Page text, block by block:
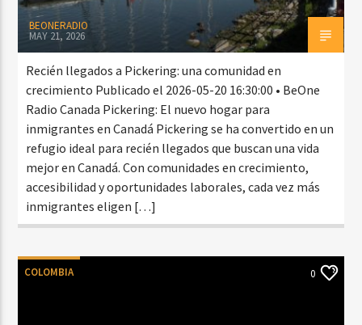
BEONERADIO
MAY 21, 2026
Recién llegados a Pickering: una comunidad en
crecimiento Publicado el 2026-05-20 16:30:00 • BeOne
Radio Canada Pickering: El nuevo hogar para
inmigrantes en Canadá Pickering se ha convertido en un
refugio ideal para recién llegados que buscan una vida
mejor en Canadá. Con comunidades en crecimiento,
accesibilidad y oportunidades laborales, cada vez más
inmigrantes eligen […]
COLOMBIA 0